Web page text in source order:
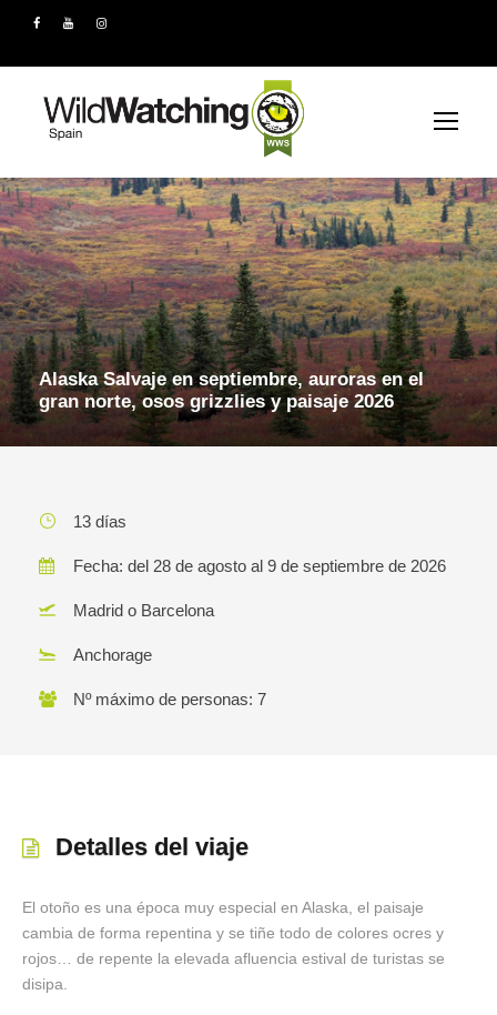
Alaska Salvaje en septiembre, auroras en el
gran norte, osos grizzlies y paisaje 2026
13 días
Fecha: del 28 de agosto al 9 de septiembre de 2026
Madrid o Barcelona
Anchorage
Nº máximo de personas: 7
Detalles del viaje
El otoño es una época muy especial en Alaska, el paisaje
cambia de forma repentina y se tiñe todo de colores ocres y
rojos… de repente la elevada afluencia estival de turistas se
disipa.